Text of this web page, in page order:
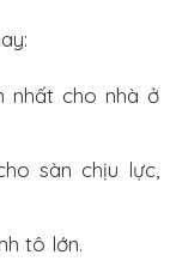
nhất cho nhà ở
sàn chịu lực,
tô lớn.